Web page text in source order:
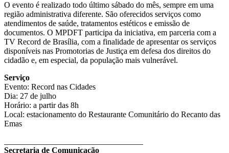
O evento é realizado todo último sábado do mês, sempre em uma
região administrativa diferente. São oferecidos serviços como
atendimentos de saúde, tratamentos estéticos e emissão de
documentos. O MPDFT participa da iniciativa, em parceria com a
TV Record de Brasília, com a finalidade de apresentar os serviços
disponíveis nas Promotorias de Justiça em defesa dos direitos do
cidadão e, em especial, da população mais vulnerável.
Serviço
Evento: Record nas Cidades
Dia: 27 de julho
Horário: a partir das 8h
Local: estacionamento do Restaurante Comunitário do Recanto das
Emas
Secretaria de Comunicação